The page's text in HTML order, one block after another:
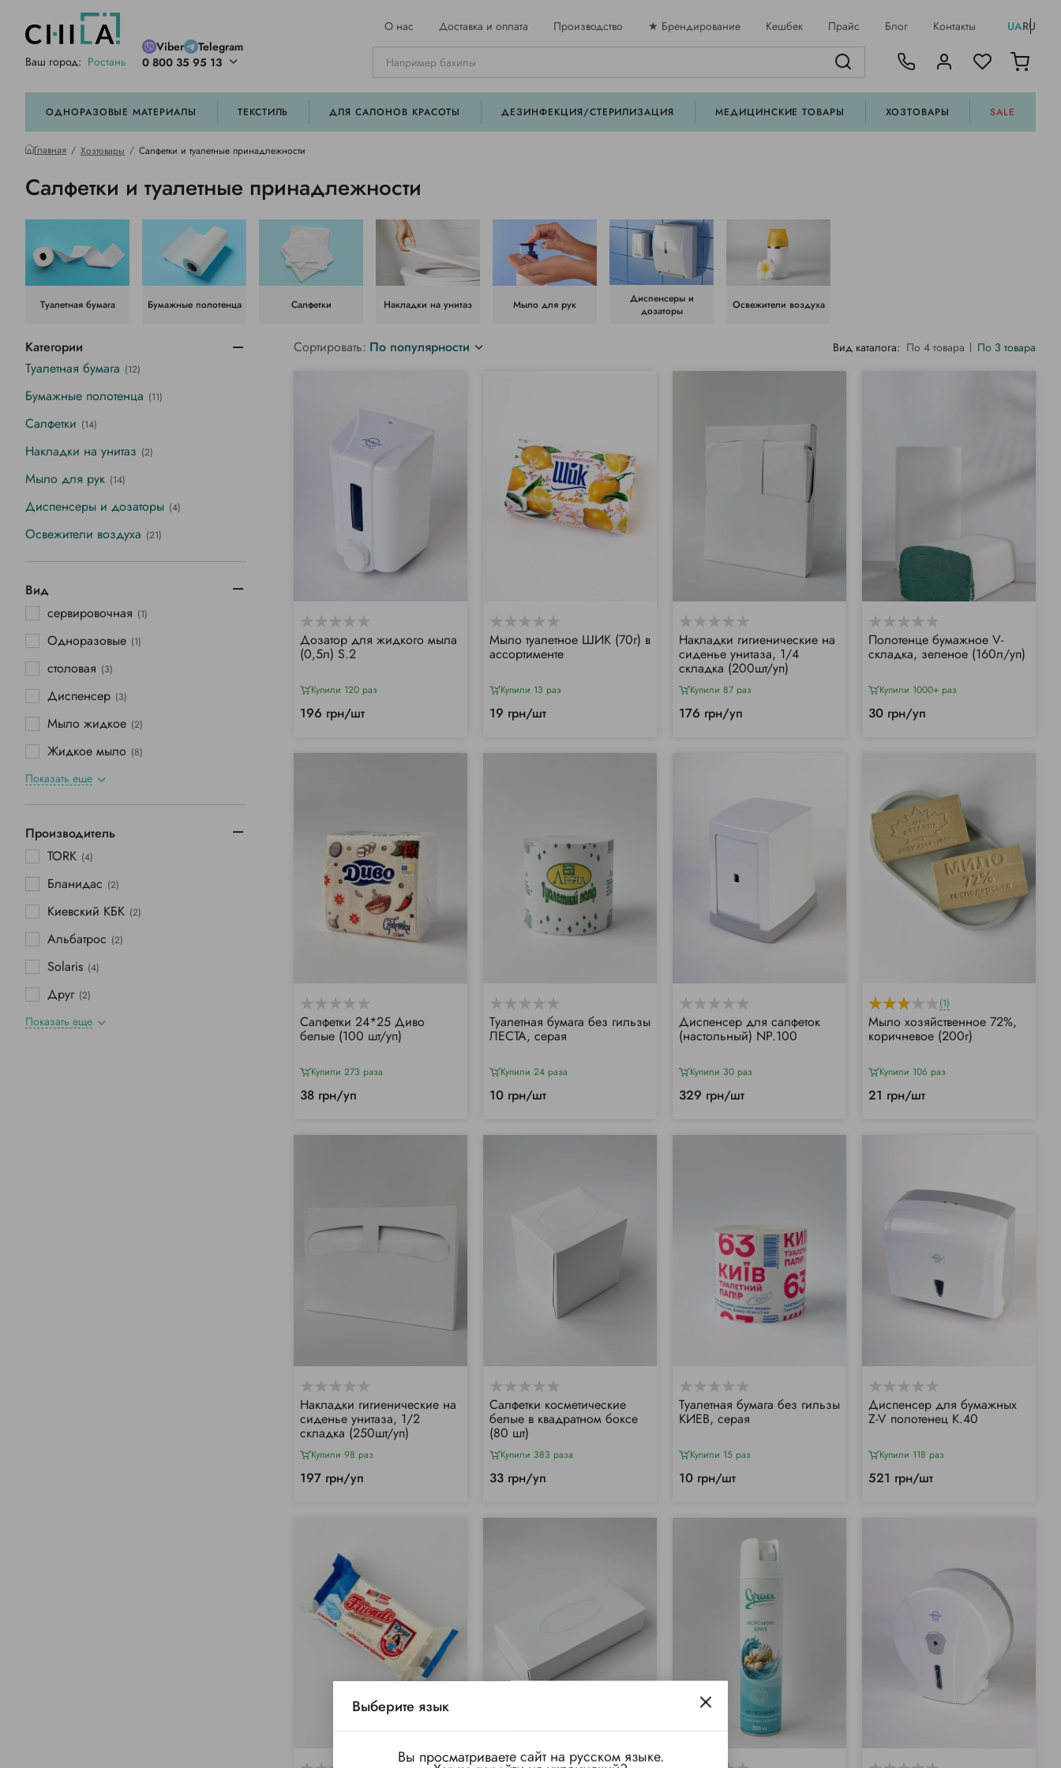
Ваш город: Ростань
Viber
Telegram
0 800 35 95 13
О нас Доставка и оплата Производство ★ Брендирование Кешбек Прайс Блог Контакты UARU
ОДНОРАЗОВЫЕ МАТЕРИАЛЫ ТЕКСТИЛЬ ДЛЯ САЛОНОВ КРАСОТЫ ДЕЗИНФЕКЦИЯ/СТЕРИЛИЗАЦИЯ МЕДИЦИНСКИЕ ТОВАРЫ ХОЗТОВАРЫ SALE
Главная Хозтовары Салфетки и туалетные принадлежности
Салфетки и туалетные принадлежности
Туалетная бумага Бумажные полотенца Салфетки Накладки на унитаз Мыло для рук
Диспенсеры и
дозаторы
Освежители воздуха
Категории
Туалетная бумага (12)
Бумажные полотенца (11)
Салфетки (14)
Накладки на унитаз (2)
Мыло для рук (14)
Диспенсеры и дозаторы (4)
Освежители воздуха (21)
Вид
сервировочная (1)
Одноразовые (1)
столовая (3)
Диспенсер (3)
Мыло жидкое (2)
Жидкое мыло (8)
Показать еще
Производитель
TORK (4)
Бланидас (2)
Киевский КБК (2)
Альбатрос (2)
Solaris (4)
Друг (2)
Показать еще
Сортировать: По популярности Вид каталога: По 4 товара По 3 товара
Дозатор для жидкого мыла
(0,5л) S.2
Купили 120 раз
196 грн/шт
Мыло туалетное ШИК (70г) в
ассортименте
Купили 13 раз
19 грн/шт
Накладки гигиенические на
сиденье унитаза, 1/4
складка (200шт/уп)
Купили 87 раз
176 грн/уп
Полотенце бумажное V-
складка, зеленое (160л/уп)
Купили 1000+ раз
30 грн/уп
Салфетки 24*25 Диво
белые (100 шт/уп)
Купили 273 раза
38 грн/уп
Туалетная бумага без гильзы
ЛЕСТА, серая
Купили 24 раза
10 грн/шт
Диспенсер для салфеток
(настольный) NP.100
Купили 30 раз
329 грн/шт
(1)
Мыло хозяйственное 72%,
коричневое (200г)
Купили 106 раз
21 грн/шт
Накладки гигиенические на
сиденье унитаза, 1/2
складка (250шт/уп)
Купили 98 раз
197 грн/уп
Салфетки косметические
белые в квадратном боксе
(80 шт)
Купили 383 раза
33 грн/уп
Туалетная бумага без гильзы
КИЕВ, серая
Купили 15 раз
10 грн/шт
Диспенсер для бумажных
Z-V полотенец К.40
Купили 118 раз
521 грн/шт
Выберите язык
Вы просматриваете сайт на русском языке.